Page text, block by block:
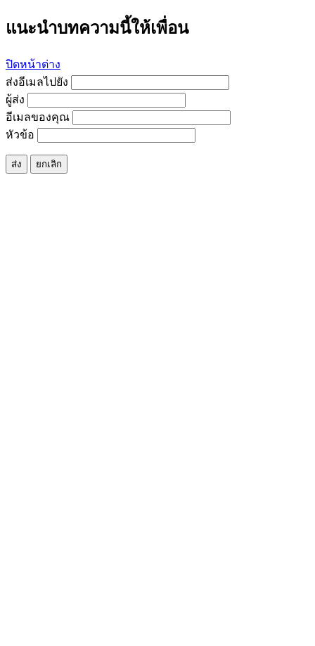
แนะนำบทความนี้ให้เพื่อน
ปิดหน้าต่าง
ส่งอีเมลไปยัง
ผู้ส่ง
อีเมลของคุณ
หัวข้อ
ส่ง ยกเลิก